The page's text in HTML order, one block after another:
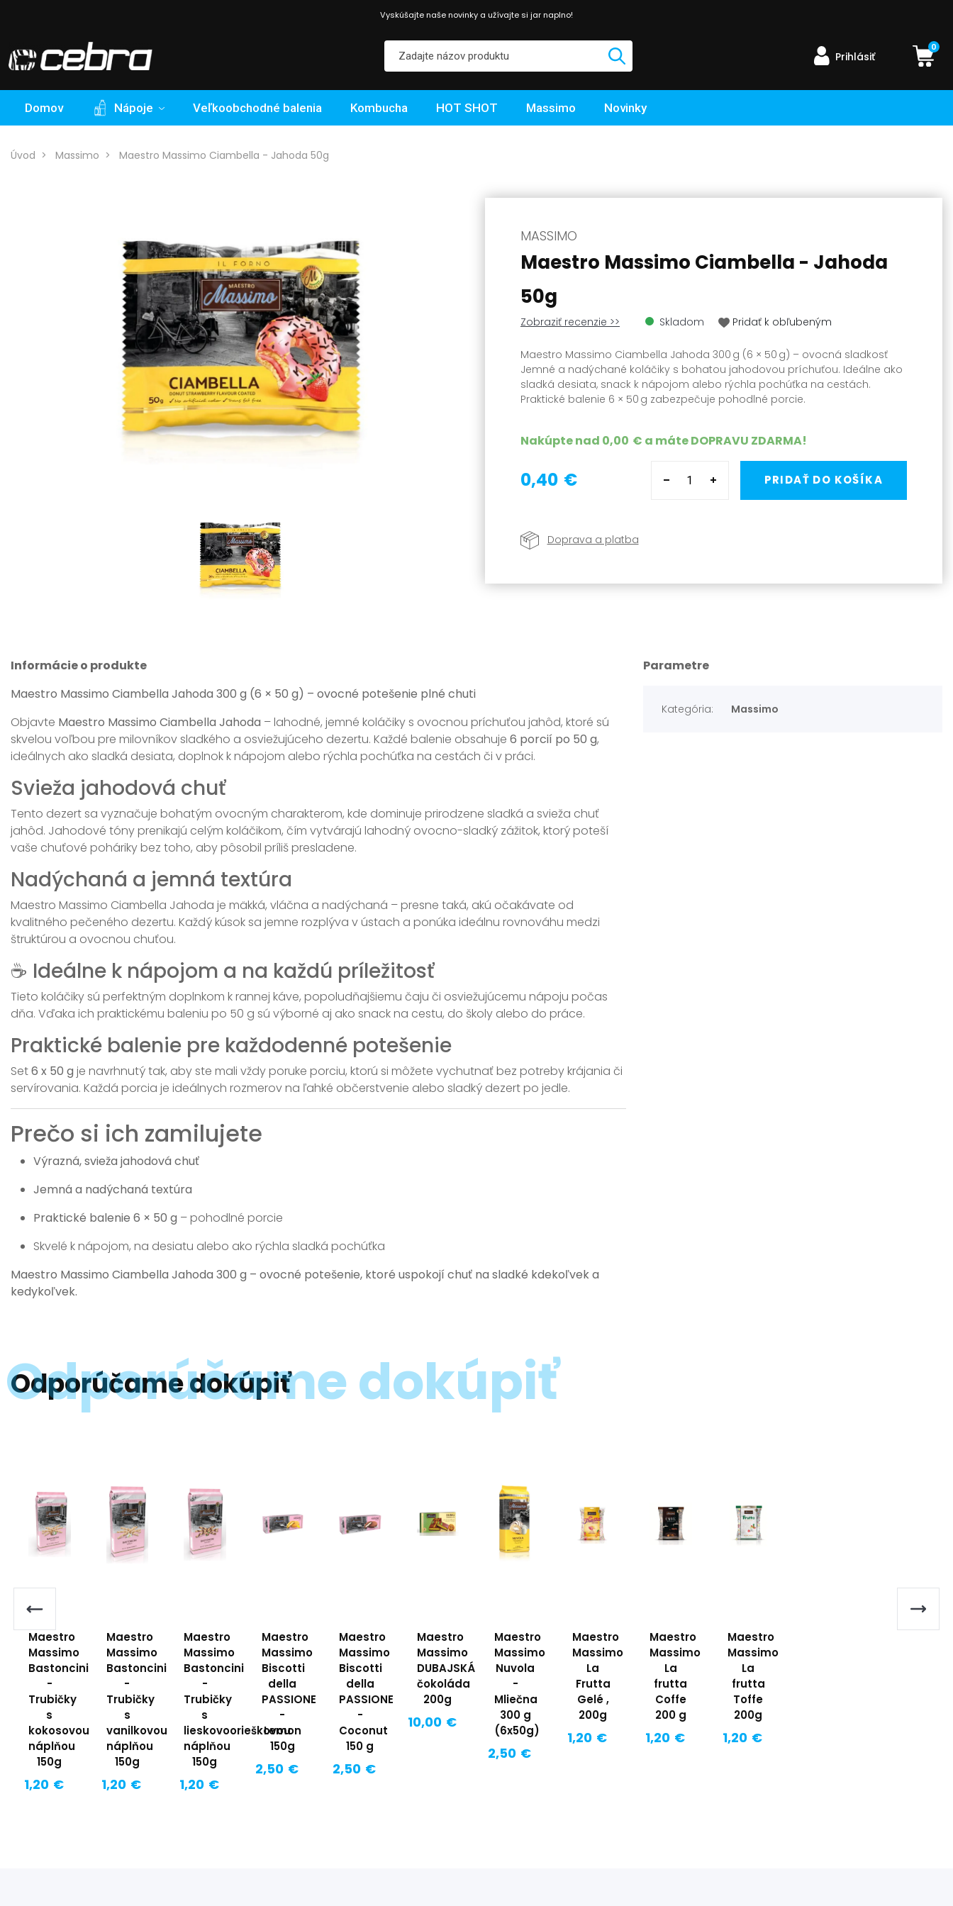
Vyskúšajte naše novinky a užívajte si jar naplno!
Prihlásiť
0
Domov Nápoje Veľkoobchodné balenia Kombucha HOT SHOT Massimo Novinky
Úvod Massimo Maestro Massimo Ciambella - Jahoda 50g
MASSIMO
Maestro Massimo Ciambella - Jahoda
50g
Zobraziť recenzie >> Skladom Pridať k obľubeným
Maestro Massimo Ciambella Jahoda 300 g (6 × 50 g) – ovocná sladkosť
Jemné a nadýchané koláčiky s bohatou jahodovou príchuťou. Ideálne ako
sladká desiata, snack k nápojom alebo rýchla pochúťka na cestách.
Praktické balenie 6 × 50 g zabezpečuje pohodlné porcie.
Nakúpte nad 0,00 € a máteDOPRAVU ZDARMA!
0,40 € PRIDAŤ DO KOŠÍKA
Doprava a platba
Informácie o produkte
Maestro Massimo Ciambella Jahoda 300 g (6 × 50 g) – ovocné potešenie plné chuti
Objavte Maestro Massimo Ciambella Jahoda – lahodné, jemné koláčiky s ovocnou príchuťou jahôd, ktoré sú
skvelou voľbou pre milovníkov sladkého a osviežujúceho dezertu. Každé balenie obsahuje 6 porcií po 50 g,
ideálnych ako sladká desiata, doplnok k nápojom alebo rýchla pochúťka na cestách či v práci.
Svieža jahodová chuť
Tento dezert sa vyznačuje bohatým ovocným charakterom, kde dominuje prirodzene sladká a svieža chuť
jahôd. Jahodové tóny prenikajú celým koláčikom, čím vytvárajú lahodný ovocno-sladký zážitok, ktorý poteší
vaše chuťové poháriky bez toho, aby pôsobil príliš presladene.
Nadýchaná a jemná textúra
Maestro Massimo Ciambella Jahoda je mäkká, vláčna a nadýchaná – presne taká, akú očakávate od
kvalitného pečeného dezertu. Každý kúsok sa jemne rozplýva v ústach a ponúka ideálnu rovnováhu medzi
štruktúrou a ovocnou chuťou.
☕ Ideálne k nápojom a na každú príležitosť
Tieto koláčiky sú perfektným doplnkom k rannej káve, popoludňajšiemu čaju či osviežujúcemu nápoju počas
dňa. Vďaka ich praktickému baleniu po 50 g sú výborné aj ako snack na cestu, do školy alebo do práce.
Praktické balenie pre každodenné potešenie
Set6 x 50 g je navrhnutý tak, aby ste mali vždy poruke porciu, ktorú si môžete vychutnať bez potreby krájania či
servírovania. Každá porcia je ideálnych rozmerov na ľahké občerstvenie alebo sladký dezert po jedle.
Prečo si ich zamilujete
Výrazná, svieža jahodová chuť
Jemná a nadýchaná textúra
Praktické balenie 6 × 50 g – pohodlné porcie
Skvelé k nápojom, na desiatu alebo ako rýchla sladká pochúťka
Maestro Massimo Ciambella Jahoda 300 g – ovocné potešenie, ktoré uspokojí chuť na sladké kdekoľvek a
kedykoľvek.
Parametre
Kategória: Massimo
Odporúčame dokúpiť
Maestro
Massimo
Bastoncini
-
Trubičky
s
kokosovou
náplňou
150g
1,20 €
Maestro
Massimo
Bastoncini
-
Trubičky
s
vanilkovou
náplňou
150g
1,20 €
Maestro
Massimo
Bastoncini
-
Trubičky
s
lieskovoorieškovou
náplňou
150g
1,20 €
Maestro
Massimo
Biscotti
della
PASSIONE
-
Lemon
150g
2,50 €
Maestro
Massimo
Biscotti
della
PASSIONE
-
Coconut
150 g
2,50 €
Maestro
Massimo
DUBAJSKÁ
čokoláda
200g
10,00 €
Maestro
Massimo
Nuvola
-
Mliečna
300 g
(6x50g)
2,50 €
Maestro
Massimo
La
Frutta
Gelé ,
200g
1,20 €
Maestro
Massimo
La
frutta
Coffe
200 g
1,20 €
Maestro
Massimo
La
frutta
Toffe
200g
1,20 €